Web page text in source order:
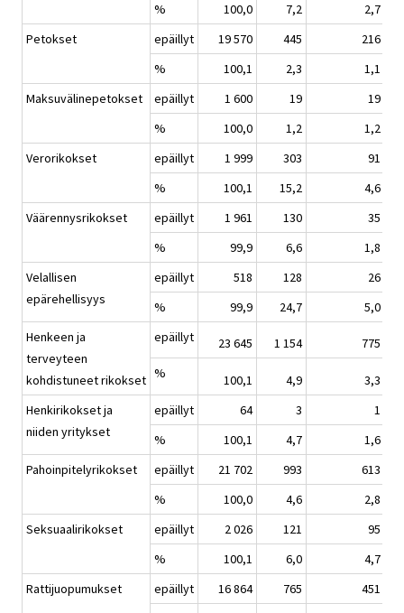
%
100,0 7,2
2,7
Petokset
epäillyt 19 570 445
216
%
100,1 2,3
1,1
Maksuvälinepetokset
epäillyt 1 600 19
19
%
100,0 1,2
1,2
Verorikokset
epäillyt 1 999 303
91
%
100,1 15,2
4,6
Väärennysrikokset
epäillyt 1 961 130
35
%
99,9 6,6
1,8
Velallisen
epärehellisyys
epäillyt 518 128
26
%
99,9 24,7
5,0
Henkeen ja
terveyteen
kohdistuneet rikokset
epäillyt 23 645 1 154
775
%
100,1 4,9
3,3
Henkirikokset ja
niiden yritykset
epäillyt 64 3
1
%
100,1 4,7
1,6
Pahoinpitelyrikokset
epäillyt 21 702 993
613
%
100,0 4,6
2,8
Seksuaalirikokset
epäillyt 2 026 121
95
%
100,1 6,0
4,7
Rattijuopumukset
epäillyt 16 864 765
451